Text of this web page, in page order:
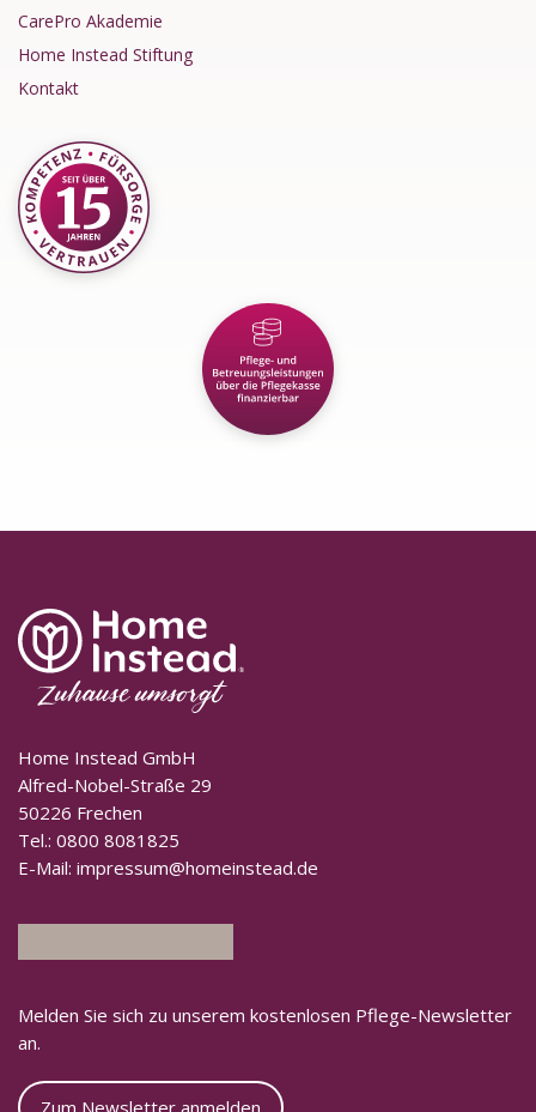
CarePro Akademie
Home Instead Stiftung
Kontakt
Home Instead GmbH
Alfred-Nobel-Straße 29
50226 Frechen
Tel.: 0800 8081825
E-Mail: impressum@homeinstead.de
Melden Sie sich zu unserem kostenlosen Pflege-Newsletter
an.
Zum Newsletter anmelden